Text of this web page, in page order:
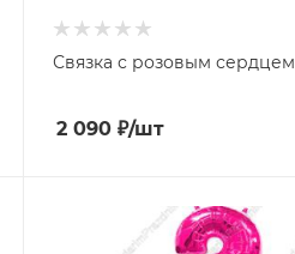
Связка с розовым сердцем
2 090₽/шт